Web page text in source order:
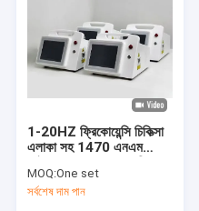
1-20HZ ফ্রিকোয়েন্সি চিকিত্সা
এলাকা সহ 1470 এনএম
MOQ:One set
সর্বশেষ দাম পান